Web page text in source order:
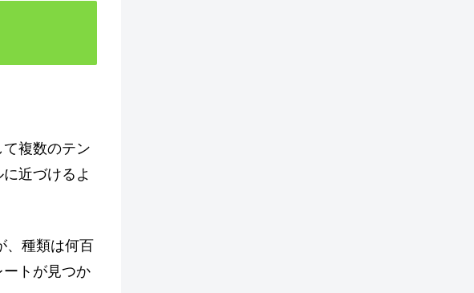
複数のテン
近づけるよ
、種類は何百
トが見つか